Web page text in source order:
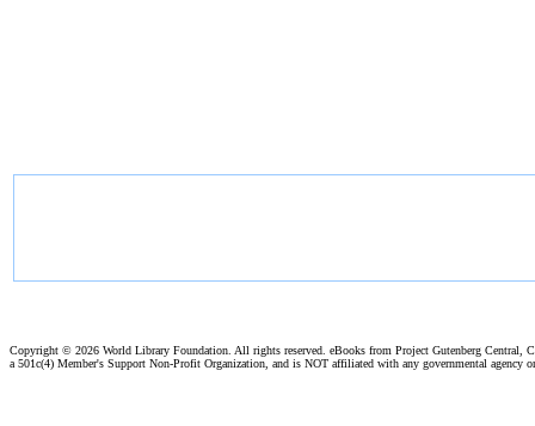
Copyright © 2026 World Library Foundation. All rights reserved. eBooks from Project Gutenberg Central,
a 501c(4) Member's Support Non-Profit Organization, and is NOT affiliated with any governmental agency